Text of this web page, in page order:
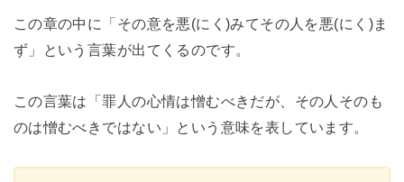
この章の中に「その意を悪(にく)みてその人を悪(にく)ま
ず」という言葉が出てくるのです。
この言葉は「罪人の心情は憎むべきだが、その人そのも
のは憎むべきではない」という意味を表しています。